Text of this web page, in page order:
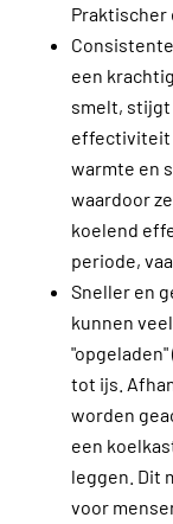
een
smelt,
effectiviteit
warmte en
waardoor
koelend
periode,
Sneller en
kunnen
tot ijs.
worden
een
leggen. Dit
voor